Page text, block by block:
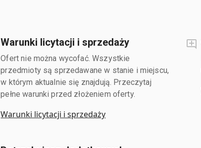
Warunki licytacji i sprzedaży
Ofert nie można wycofać. Wszystkie
przedmioty są sprzedawane w stanie i miejscu,
w którym aktualnie się znajdują. Przeczytaj
pełne warunki przed złożeniem oferty.
Warunki licytacji i sprzedaży